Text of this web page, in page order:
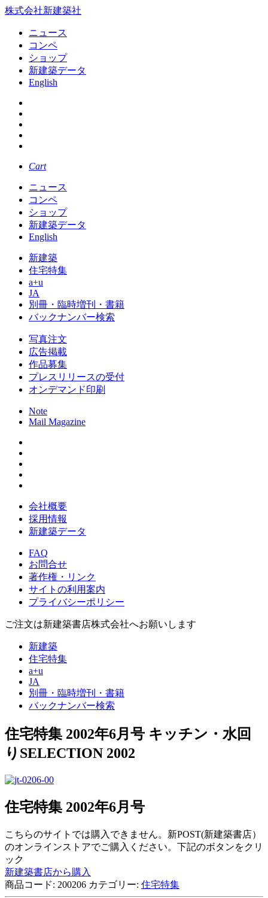
株式会社新建築社
ニュース
コンペ
ショップ
新建築データ
English
Cart
ニュース
コンペ
ショップ
新建築データ
English
新建築
住宅特集
a+u
JA
別冊・臨時増刊・書籍
バックナンバー検索
写真注文
広告掲載
作品募集
プレスリリースの受付
オンデマンド印刷
Note
Mail Magazine
会社概要
採用情報
新建築データ
FAQ
お問合せ
著作権・リンク
サイトの利用案内
プライバシーポリシー
ご注文は新建築書店株式会社へお願いします
新建築
住宅特集
a+u
JA
別冊・臨時増刊・書籍
バックナンバー検索
住宅特集 2002年6月号 キッチン・水回
りSELECTION 2002
住宅特集 2002年6月号
こちらのサイトでは購入できません。新POST(新建築書店）
のオンラインストアでご購入ください。下記のボタンをクリ
ック
新建築書店から購入
商品コード: 200206 カテゴリー: 住宅特集